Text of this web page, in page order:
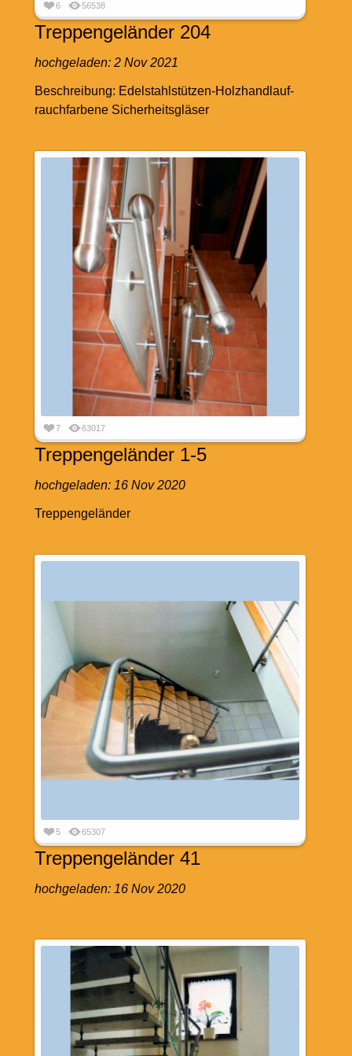
6 56538
Treppengeländer 204
hochgeladen: 2 Nov 2021
Beschreibung: Edelstahlstützen-Holzhandlauf-
rauchfarbene Sicherheitsgläser
7 63017
Treppengeländer 1-5
hochgeladen: 16 Nov 2020
Treppengeländer
5 65307
Treppengeländer 41
hochgeladen: 16 Nov 2020